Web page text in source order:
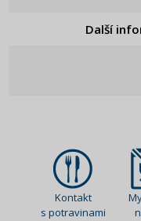
Další
Kontakt
s potravinami